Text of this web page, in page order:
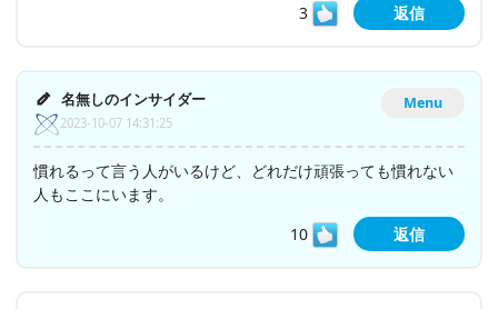
3
返信
Menu
名無しのインサイダー
2023-10-07 14:31:25
慣れるって言う人がいるけど、どれだけ頑張っても慣れない
人もここにいます。
10
返信